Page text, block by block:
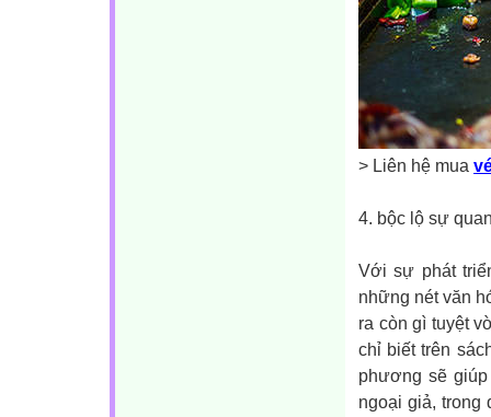
> Liên hệ mua
4. bộc lộ sự
Với sự phát
những nét văn
ra còn gì tuyệt
chỉ biết trên
phương sẽ
ngoại giả, trong